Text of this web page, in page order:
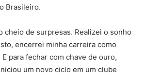
Brasileiro.
cheio de surpresas. Realizei o sonho
encerrei minha carreira como
para fechar com chave de ouro,
um novo ciclo em um clube